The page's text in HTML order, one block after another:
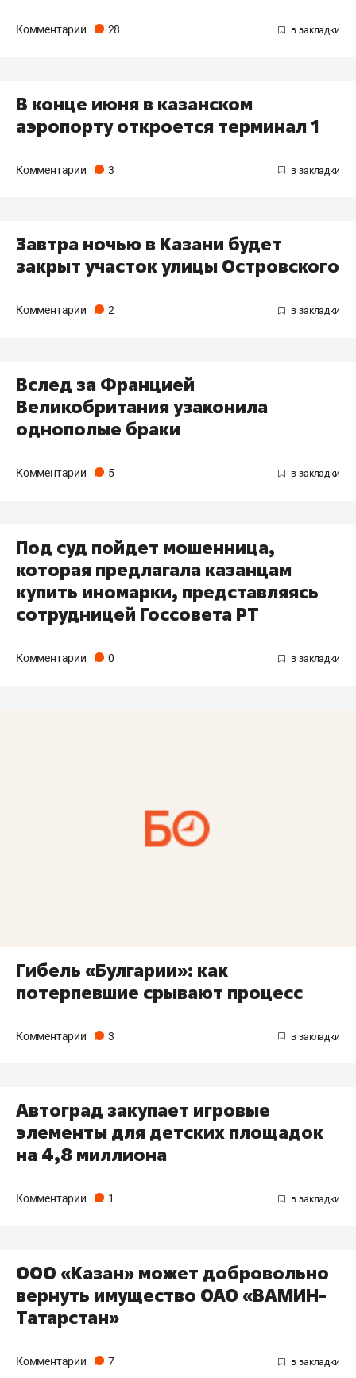
Комментарии 28
В конце июня в казанском
аэропорту откроется терминал 1
Комментарии 3
Завтра ночью в Казани будет
закрыт участок улицы Островского
Комментарии 2
Вслед за Францией
Великобритания узаконила
однополые браки
Комментарии 5
Под суд пойдет мошенница,
которая предлагала казанцам
купить иномарки, представляясь
сотрудницей Госсовета РТ
Комментарии 0
Гибель «Булгарии»: как
потерпевшие срывают процесс
Комментарии 3
Автоград закупает игровые
элементы для детских площадок
на 4,8 миллиона
Комментарии 1
ООО «Казан» может добровольно
вернуть имущество ОАО «ВАМИН-
Татарстан»
Комментарии 7